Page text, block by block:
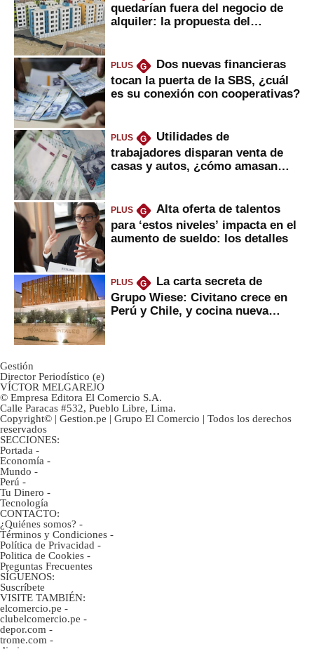
quedarían fuera del negocio de
alquiler: la propuesta del
PLUS G
Dos nuevas financieras
tocan la puerta de la SBS, ¿cuál
es su conexión con cooperativas?
PLUS G
Utilidades de
trabajadores disparan venta de
casas y autos, ¿cómo amasan
PLUS G
Alta oferta de talentos
para ‘estos niveles’ impacta en el
aumento de sueldo: los detalles
PLUS G
La carta secreta de
Grupo Wiese: Civitano crece en
Perú y Chile, y cocina nueva
Gestión
Director Periodístico (e)
VÍCTOR MELGAREJO
© Empresa Editora El Comercio S.A.
Calle Paracas #532, Pueblo Libre, Lima.
Copyright© | Gestion.pe | Grupo El Comercio | Todos los derechos
reservados
SECCIONES:
Portada -
Economía -
Mundo -
Perú -
Tu Dinero -
Tecnología
CONTACTO:
¿Quiénes somos? -
Términos y Condiciones -
Política de Privacidad -
Politica de Cookies -
Preguntas Frecuentes
SÍGUENOS:
Suscríbete
VISITE TAMBIÉN:
elcomercio.pe -
clubelcomercio.pe -
depor.com -
trome.com -